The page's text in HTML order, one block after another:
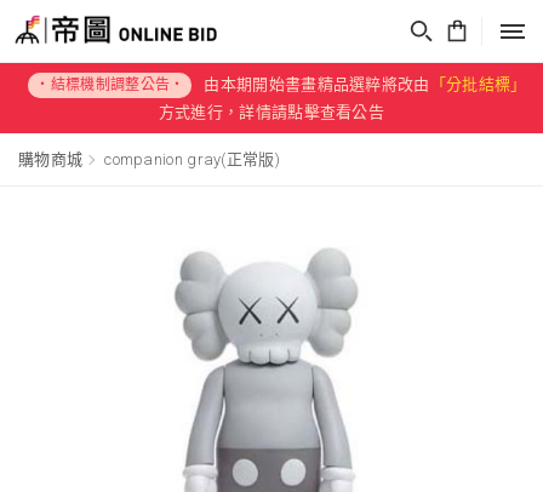
帝圖Online Bid
・結標機制調整公告・ 由本期開始書畫精品選粹將改由
「分批結標」
方式進行，詳情請點擊查看公告
購物商城 companion gray(正常版)